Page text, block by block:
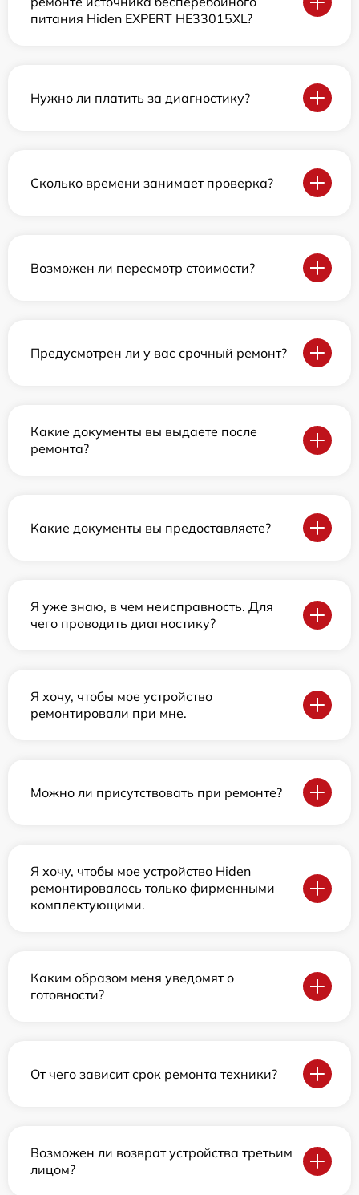
питания Hiden EXPERT HE33015XL?
Нужно ли платить за диагностику?
Сколько времени занимает проверка?
Возможен ли пересмотр стоимости?
Предусмотрен ли у вас срочный ремонт?
Какие документы вы выдаете после
ремонта?
Какие документы вы предоставляете?
Я уже знаю, в чем неисправность. Для
чего проводить диагностику?
Я хочу, чтобы мое устройство
ремонтировали при мне.
Можно ли присутствовать при ремонте?
Я хочу, чтобы мое устройство Hiden
ремонтировалось только фирменными
комплектующими.
Каким образом меня уведомят о
готовности?
От чего зависит срок ремонта техники?
Возможен ли возврат устройства третьим
лицом?